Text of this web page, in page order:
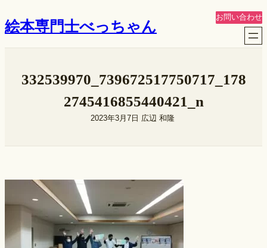
容
絵本専門士べっちゃん
お問い合わせ
332539970_739672517750717_178
2745416855440421_n
2023年3月7日 広辺 和隆